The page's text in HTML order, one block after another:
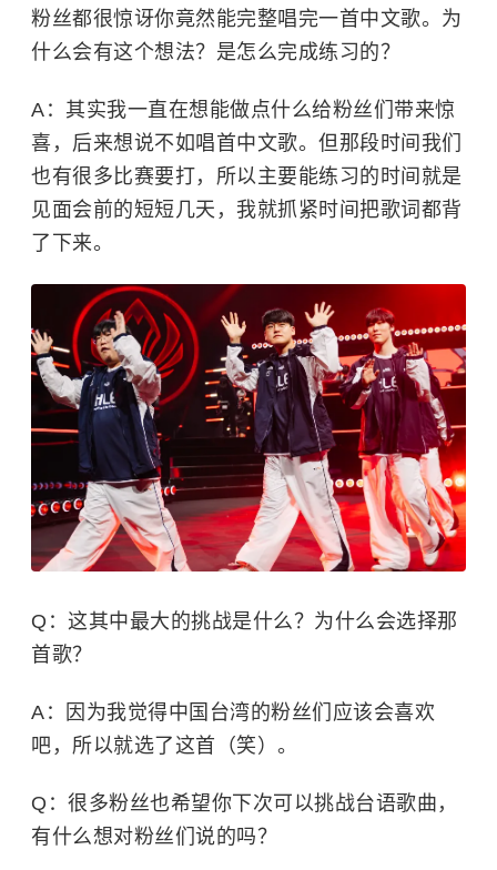
粉丝都很惊讶你竟然能完整唱完一首中文歌。为
什么会有这个想法？是怎么完成练习的？
A：其实我一直在想能做点什么给粉丝们带来惊
喜，后来想说不如唱首中文歌。但那段时间我们
也有很多比赛要打，所以主要能练习的时间就是
见面会前的短短几天，我就抓紧时间把歌词都背
了下来。
Q：这其中最大的挑战是什么？为什么会选择那
首歌？
A：因为我觉得中国台湾的粉丝们应该会喜欢
吧，所以就选了这首（笑）。
Q：很多粉丝也希望你下次可以挑战台语歌曲，
有什么想对粉丝们说的吗？